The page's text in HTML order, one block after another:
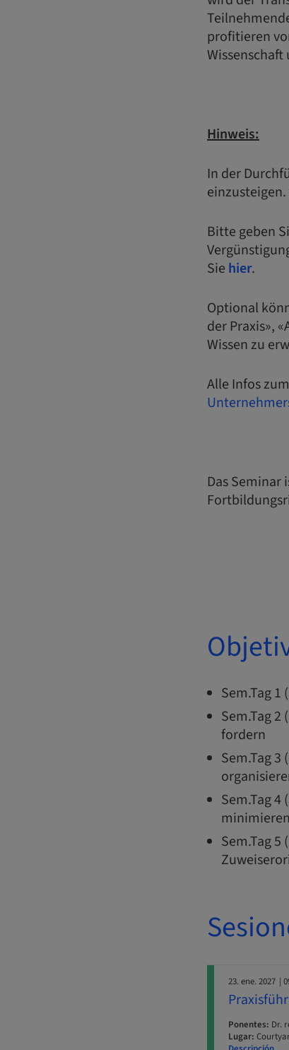
profitieren
Wissenschaft
Hinweis:
In der
Bitte geben
Sie hier.
Optional
der Praxis»,
Wissen zu
Alle Infos
Das
Sem.Tag
Sem.Tag
fordern
Sem.Tag
Sem.Tag
minimieren
Sem.Tag 5
23. ene. 2027 |
Ponentes: Dr.
Lugar: